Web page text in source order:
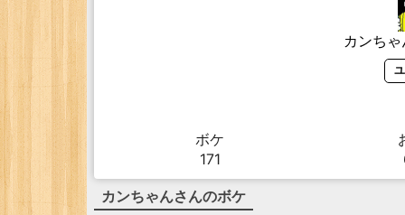
カンちゃ
ボケ
171
カンちゃんさんのボケ